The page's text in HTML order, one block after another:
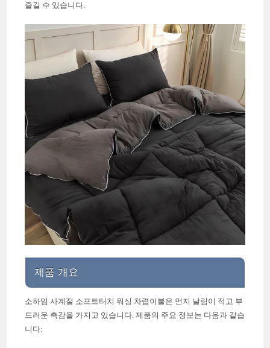
즐길 수 있습니다.
제품 개요
소하임 사계절 소프트터치 워싱 차렵이불은 먼지 날림이 적고 부
드러운 촉감을 가지고 있습니다. 제품의 주요 정보는 다음과 같습
니다: